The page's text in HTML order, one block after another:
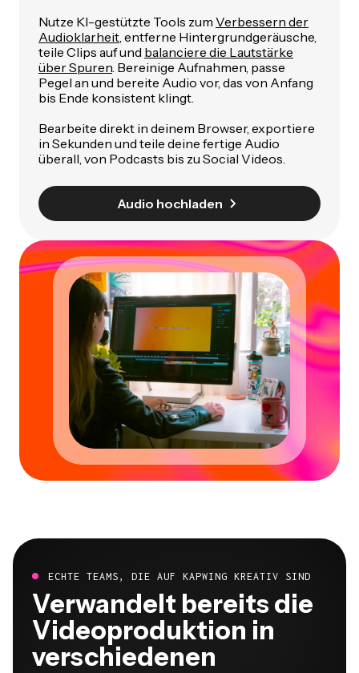
Nutze KI-gestützte Tools zum Verbessern der
Audioklarheit , entferne Hintergrundgeräusche,
teile Clips auf und balanciere die Lautstärke
über Spuren . Bereinige Aufnahmen, passe
Pegel an und bereite Audio vor, das von Anfang
bis Ende konsistent klingt.
Bearbeite direkt in deinem Browser, exportiere
in Sekunden und teile deine fertige Audio
überall, von Podcasts bis zu Social Videos.
Audio hochladen
ECHTE TEAMS, DIE AUF KAPWING KREATIV SIND
Verwandelt bereits die
Videoproduktion in
verschiedenen